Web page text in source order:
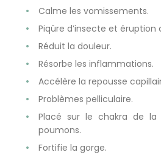
Calme les vomissements.
Piqûre d’insecte et éruption
Réduit la douleur.
Résorbe les inflammations.
Accélère la repousse
Problèmes pelliculaire.
Placé sur le chakra de la
poumons.
Fortifie la gorge.